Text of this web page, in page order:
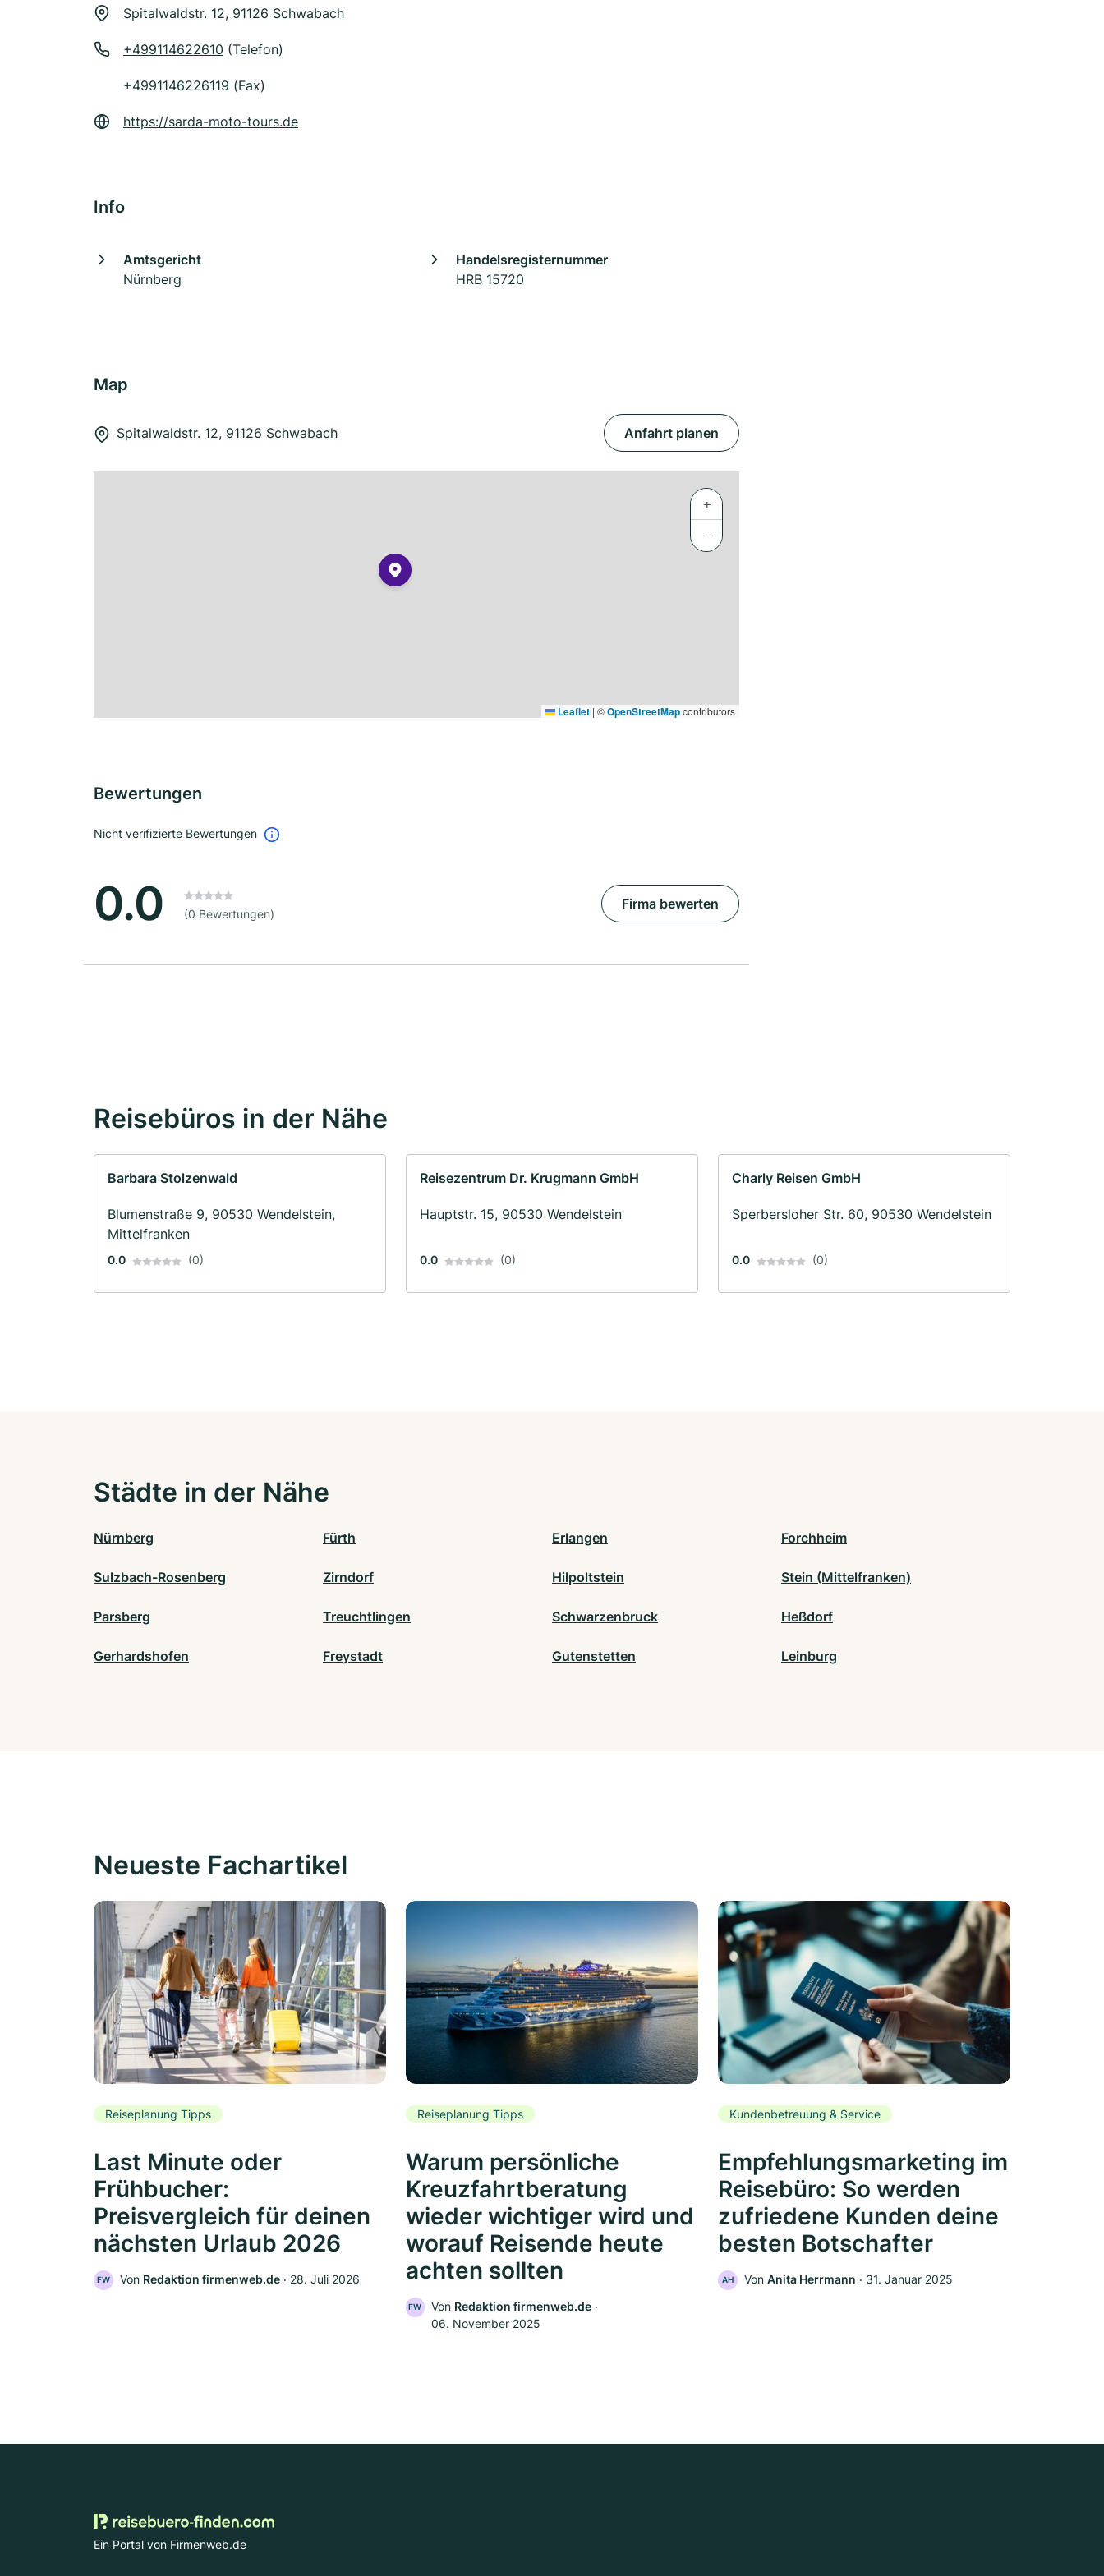
Spitalwaldstr. 12, 91126 Schwabach
+499114622610 (Telefon)
+4991146226119 (Fax)
https://sarda-moto-tours.de
Info
Amtsgericht
Nürnberg
Handelsregisternummer
HRB 15720
Map
Spitalwaldstr. 12, 91126 Schwabach Anfahrt planen
+
−
Leaflet | ©OpenStreetMapcontributors
Bewertungen
Nicht verifizierte Bewertungen
0.0 (0 Bewertungen)
Firma bewerten
Reisebüros in der Nähe
Barbara Stolzenwald
Blumenstraße 9, 90530 Wendelstein,
Mittelfranken
0.0 (0)
Reisezentrum Dr. Krugmann GmbH
Hauptstr. 15, 90530 Wendelstein
0.0 (0)
Charly Reisen GmbH
Sperbersloher Str. 60, 90530 Wendelstein
0.0 (0)
Städte in der Nähe
Nürnberg Fürth Erlangen Forchheim
Sulzbach-Rosenberg Zirndorf Hilpoltstein Stein (Mittelfranken)
Parsberg Treuchtlingen Schwarzenbruck Heßdorf
Gerhardshofen Freystadt Gutenstetten Leinburg
Neueste Fachartikel
Reiseplanung Tipps
Last Minute oder
Frühbucher:
Preisvergleich für deinen
nächsten Urlaub 2026
FW Von Redaktion firmenweb.de ‧ 28. Juli 2026
Reiseplanung Tipps
Warum persönliche
Kreuzfahrtberatung
wieder wichtiger wird und
worauf Reisende heute
achten sollten
FW Von Redaktion firmenweb.de‧
06. November 2025
Kundenbetreuung & Service
Empfehlungsmarketing im
Reisebüro: So werden
zufriedene Kunden deine
besten Botschafter
AH Von Anita Herrmann ‧ 31. Januar 2025
Ein Portal von Firmenweb.de